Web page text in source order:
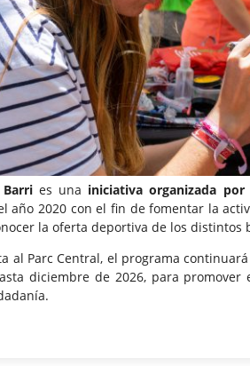
es una iniciativa organizada
año 2020 con el fin de fomentar la
la oferta deportiva de los distintos
al Parc Central, el programa
diciembre de 2026, para